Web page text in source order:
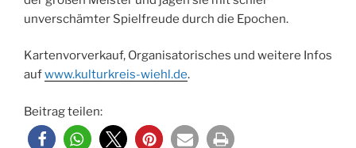
unverschämter Spielfreude durch die Epochen.
Kartenvorverkauf, Organisatorisches und weitere Infos
aufwww.kulturkreis-wiehl.de.
Beitrag teilen: